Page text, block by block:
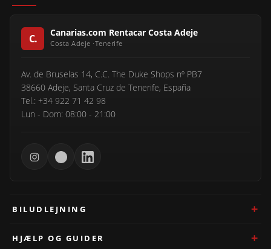
Canarias.com Rentacar Costa Adeje
Av. de Bruselas 14, C.C. The Duke Shops nº PB7
38660 Adeje, Santa Cruz de Tenerife, España
Tel.: +34 922 71 42 98
Lun - Dom: 08:00 - 21:00
BILUDLEJNING
HJÆLP OG GUIDER